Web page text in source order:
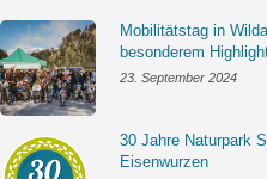
Mobilitätstag in
besonderem
23. September 2024
30 Jahre Naturpark
Eisenwurzen